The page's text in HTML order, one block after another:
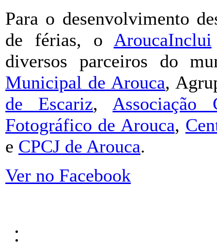
Para o desenvolvimento
de férias, o AroucaInclui
diversos parceiros do
Municipal de Arouca,
de Escariz, Associação
Fotográfico de Arouca,
e CPCJ de Arouca.
Ver no Facebook